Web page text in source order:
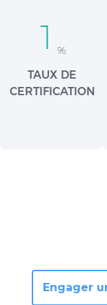
1%
TAUX DE
CERTIFICATION
Engager